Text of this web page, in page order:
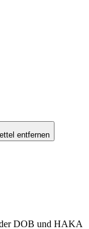
entfernen
DOB und HAKA